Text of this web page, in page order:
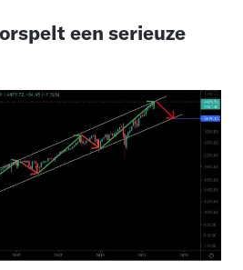
een serieuze